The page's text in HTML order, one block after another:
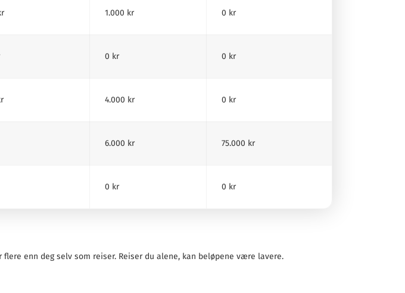
1.000 kr 0 kr
0 kr 0 kr
4.000 kr 0 kr
6.000 kr 75.000 kr
0 kr 0 kr
enn deg selv som reiser. Reiser du alene, kan beløpene være lavere.